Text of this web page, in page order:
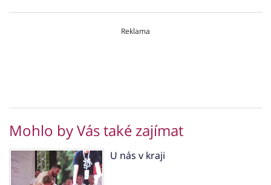
Reklama
Mohlo by Vás také zajímat
U nás v kraji